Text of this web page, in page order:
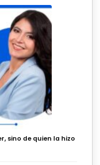
sino de quien la hizo